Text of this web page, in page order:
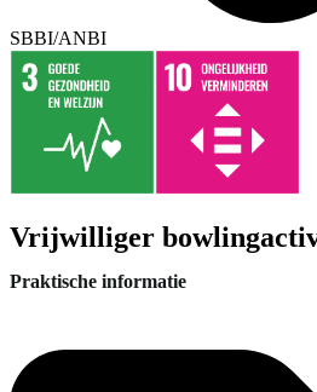
SBBI/ANBI
Vrijwilliger
Praktische informatie